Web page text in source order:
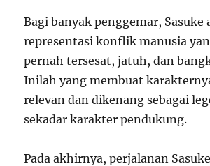
Bagi banyak penggemar, Sasuke
representasi konflik manusia
pernah tersesat, jatuh, dan
Inilah yang membuat
relevan dan dikenang sebagai
sekadar karakter pendukung.
Pada akhirnya, perjalanan